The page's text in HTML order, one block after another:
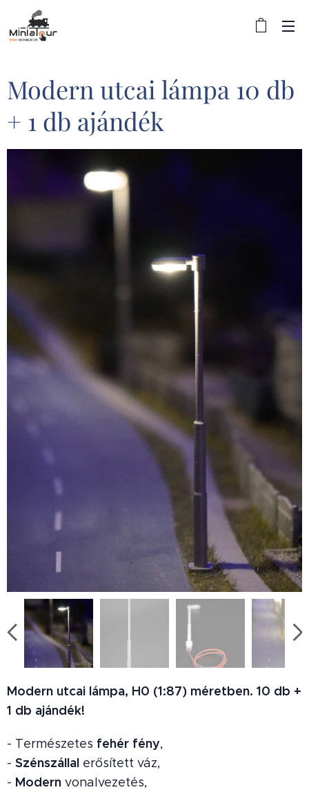
Modern utcai lámpa 10 db
+ 1 db ajándék
Modern utcai lámpa, H0 (1:87) méretben. 10 db +
1 db ajándék!
- Természetes fehér fény,
- Szénszállal erősített váz,
- Modern vonalvezetés,